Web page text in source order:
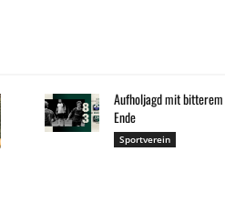
Aufholjagd mit bitterem
Ende
Sportverein